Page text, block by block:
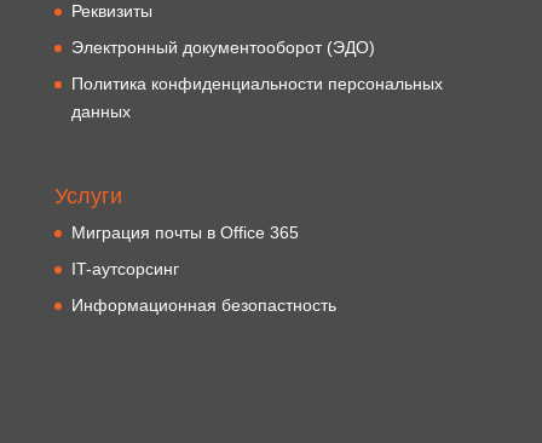
Реквизиты
Электронный документооборот (ЭДО)
Политика конфиденциальности персональных
данных
Услуги
Миграция почты в Office 365
IT-аутсорсинг
Информационная безопастность